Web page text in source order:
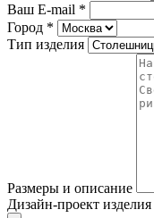
Ваш E-mail *
Город *
Тип изделия
Размеры и описание
Дизайн-проект изделия